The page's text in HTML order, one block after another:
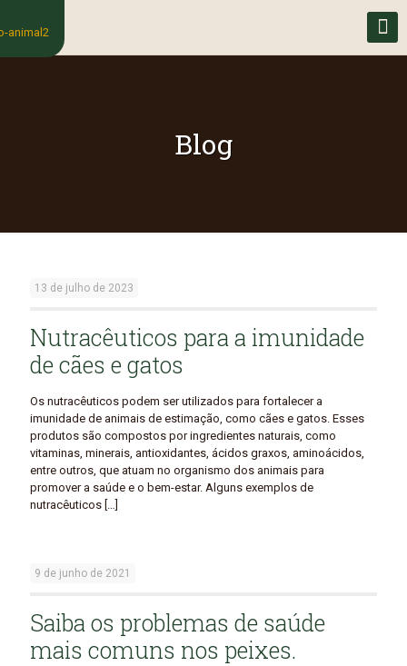
Blog
13 de julho de 2023
Nutracêuticos para a imunidade
de cães e gatos
Os nutracêuticos podem ser utilizados para fortalecer a
imunidade de animais de estimação, como cães e gatos. Esses
produtos são compostos por ingredientes naturais, como
vitaminas, minerais, antioxidantes, ácidos graxos, aminoácidos,
entre outros, que atuam no organismo dos animais para
promover a saúde e o bem-estar. Alguns exemplos de
nutracêuticos […]
9 de junho de 2021
Saiba os problemas de saúde
mais comuns nos peixes.